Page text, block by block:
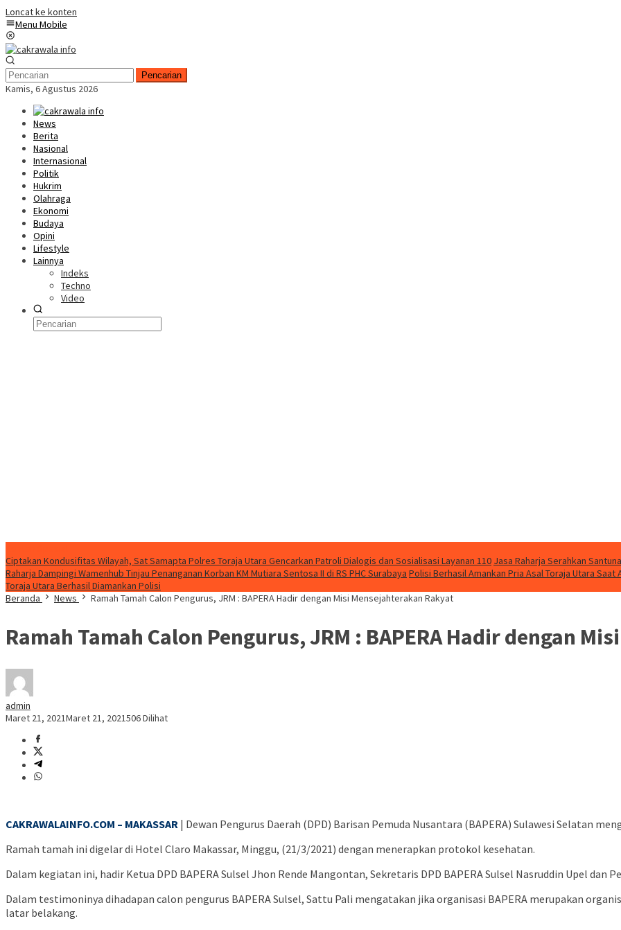
Loncat ke konten
Menu Mobile
Pencarian
Kamis, 6 Agustus 2026
News
Berita
Nasional
Internasional
Politik
Hukrim
Olahraga
Ekonomi
Budaya
Opini
Lifestyle
Lainnya
Indeks
Techno
Video
Ciptakan Kondusifitas Wilayah, Sat Samapta Polres Toraja Utara Gencarkan Patroli Dialogis dan Sosialisasi Layanan 110 Jasa Raharja Serahkan
Raharja Dampingi Wamenhub Tinjau Penanganan Korban KM Mutiara Sentosa II di RS PHC Surabaya Polisi Berhasil Amankan Pria Asal Toraja Utara Saat
Toraja Utara Berhasil Diamankan Polisi
Beranda
News Ramah Tamah Calon Pengurus, JRM : BAPERA Hadir dengan Misi Mensejahterakan Rakyat
Ramah Tamah Calon Pengurus, JRM : BAPERA Hadir dengan
admin
Maret 21, 2021Maret 21, 2021506 Dilihat
CAKRAWALAINFO.COM – MAKASSAR | Dewan Pengurus Daerah (DPD) Barisan Pemuda Nusantara (BAPERA) Sulawesi Selatan
Ramah tamah ini digelar di Hotel Claro Makassar, Minggu, (21/3/2021) dengan menerapkan protokol kesehatan.
Dalam kegiatan ini, hadir Ketua DPD BAPERA Sulsel Jhon Rende Mangontan, Sekretaris DPD BAPERA Sulsel Nasruddin Upel dan
Dalam testimoninya dihadapan calon pengurus BAPERA Sulsel, Sattu Pali mengatakan jika organisasi BAPERA merupakan
latar belakang.